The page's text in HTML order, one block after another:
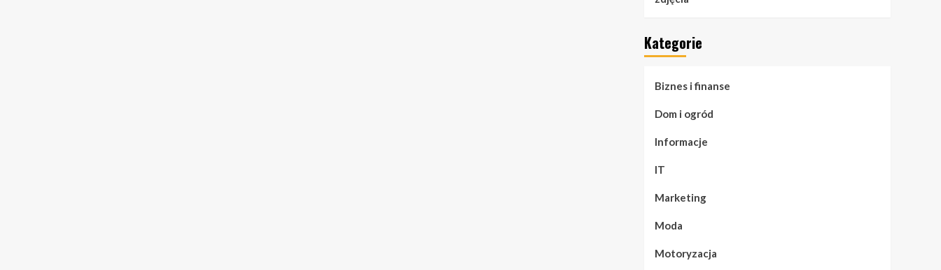
Kategorie
Biznes i finanse
Dom i ogród
Informacje
IT
Marketing
Moda
Motoryzacja